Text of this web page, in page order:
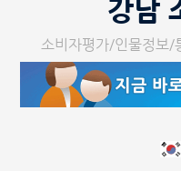
강남
소비자평가/인물정보